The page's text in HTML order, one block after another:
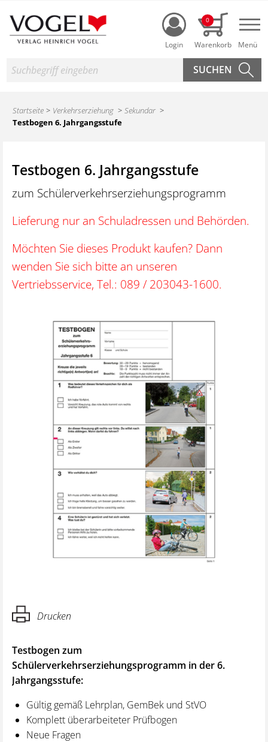
Login
0
Suche
Startseite Verkehrserziehung
Sekundar
Testbogen 6. Jahrgangsstufe
Testbogen 6. Jahrgangsstufe
zum Schülerverkehrserziehungsprogramm
Lieferung nur an Schuladressen und Behörden.
Möchten Sie dieses Produkt kaufen? Dann
wenden Sie sich bitte an unseren
Vertriebsservice, Tel.: 089 / 203043-1600.
Drucken
Testbogen zum
Schülerverkehrserziehungsprogramm in der 6.
Jahrgangsstufe:
Gültig gemäß Lehrplan, GemBek und StVO
Komplett überarbeiteter Prüfbogen
Neue Fragen